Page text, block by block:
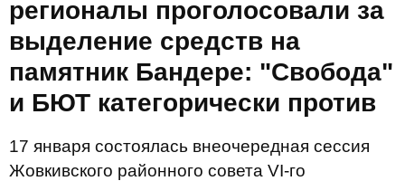
регионалы проголосовали за
выделение средств на
памятник Бандере: "Свобода"
и БЮТ категорически против
17 января состоялась внеочередная сессия
Жовкивского районного совета VI-го